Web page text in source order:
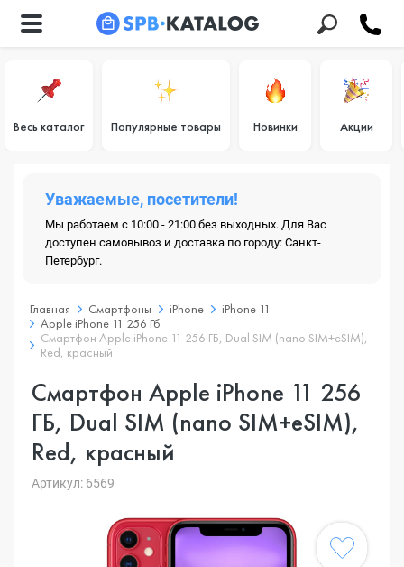
Весь каталог Популярные товары Новинки Акции
Уважаемые, посетители!
Мы работаем с 10:00 - 21:00 без выходных. Для Вас
доступен самовывоз и доставка по городу: Санкт-
Петербург.
Главная Смартфоны iPhone
iPhone 11
Apple iPhone 11 256 Гб
Смартфон Apple iPhone 11 256 ГБ, Dual SIM (nano SIM+eSIM),
Red, красный
Смартфон Apple iPhone 11 256
ГБ, Dual SIM (nano SIM+eSIM),
Red, красный
Артикул: 6569